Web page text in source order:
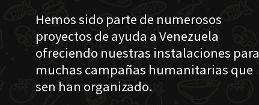
Hemos sido parte de numerosos
proyectos de ayuda a Venezuela
ofreciendo nuestras instalaciones para
muchas campañas humanitarias que
sen han organizado.